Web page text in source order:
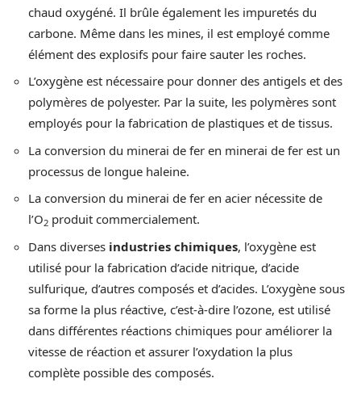
chaud oxygéné. Il brûle également les impuretés du
carbone. Même dans les mines, il est employé comme
élément des explosifs pour faire sauter les roches.
L’oxygène est nécessaire pour donner des antigels et des
polymères de polyester. Par la suite, les polymères sont
employés pour la fabrication de plastiques et de tissus.
La conversion du minerai de fer en minerai de fer est un
processus de longue haleine.
La conversion du minerai de fer en acier nécessite de
l’O2 produit commercialement.
Dans diverses industries chimiques, l’oxygène est
utilisé pour la fabrication d’acide nitrique, d’acide
sulfurique, d’autres composés et d’acides. L’oxygène sous
sa forme la plus réactive, c’est-à-dire l’ozone, est utilisé
dans différentes réactions chimiques pour améliorer la
vitesse de réaction et assurer l’oxydation la plus
complète possible des composés.